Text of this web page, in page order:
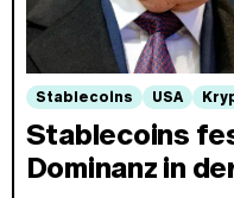
Stablecoins USA
Stablecoins
Dominanz in